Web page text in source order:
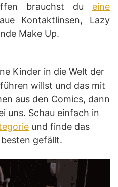
brauchst du eine
Kontaktlinsen, Lazy
Make Up.
Kinder in die Welt der
willst und das mit
aus den Comics, dann
uns. Schau einfach in
und finde das
gefällt.